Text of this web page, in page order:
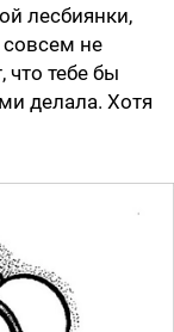
лесбиянки,
не
тебе бы
делала. Хотя